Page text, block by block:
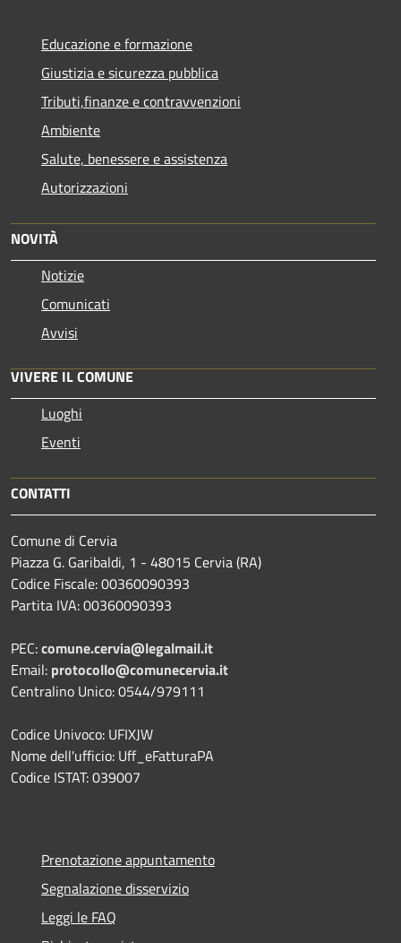
Educazione e formazione
Giustizia e sicurezza pubblica
Tributi,finanze e contravvenzioni
Ambiente
Salute, benessere e assistenza
Autorizzazioni
NOVITÀ
Notizie
Comunicati
Avvisi
VIVERE IL COMUNE
Luoghi
Eventi
CONTATTI
Comune di Cervia
Piazza G. Garibaldi, 1 - 48015 Cervia (RA)
Codice Fiscale: 00360090393
Partita IVA: 00360090393
PEC:comune.cervia@legalmail.it
Email: protocollo@comunecervia.it
Centralino Unico: 0544/979111
Codice Univoco: UFIXJW
Nome dell'ufficio: Uff_eFatturaPA
Codice ISTAT: 039007
Prenotazione appuntamento
Segnalazione disservizio
Leggi le FAQ